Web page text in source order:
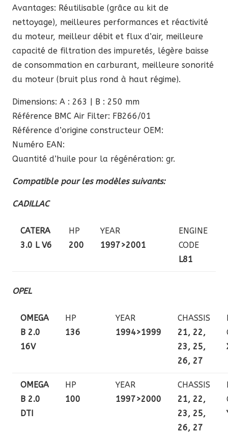
Avantages: Réutilisable (grâce au kit de
nettoyage), meilleures performances et réactivité
du moteur, meilleur débit et flux d’air, meilleure
capacité de filtration des impuretés, légère baisse
de consommation en carburant, meilleure sonorité
du moteur (bruit plus rond à haut régime).
Dimensions: A : 263 | B : 250 mm
Référence BMC Air Filter: FB266/01
Référence d’origine constructeur OEM:
Numéro EAN:
Quantité d’huile pour la régénération: gr.
Compatible pour les modèles suivants:
CADILLAC
CATERA
3.0 L V6
HP
200
YEAR
1997>2001
ENGINE
CODE
L81
OPEL
OMEGA
B 2.0
16V
HP
136
YEAR
1994>1999
CHASSIS
21, 22,
23, 25,
26, 27
OMEGA
B 2.0
DTI
HP
100
YEAR
1997>2000
CHASSIS
21, 22,
23, 25,
26, 27